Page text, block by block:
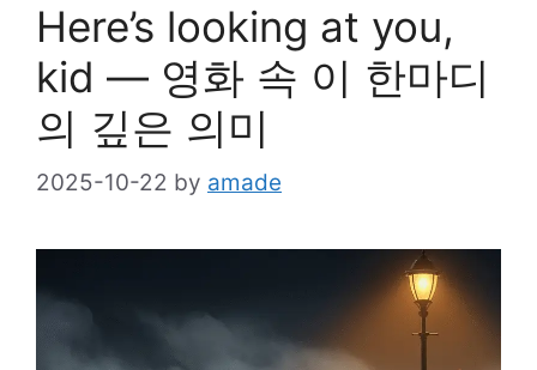
Here’s looking at you,
kid — 영화 속 이 한마디
의 깊은 의미
2025-10-22 by amade